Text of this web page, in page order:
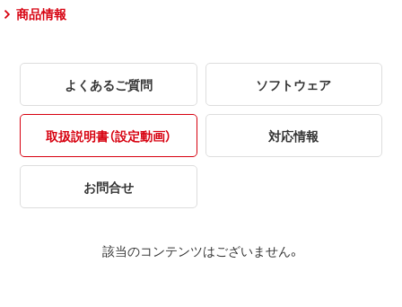
商品情報
よくあるご質問 ソフトウェア
取扱説明書（設定動画） 対応情報
お問合せ
該当のコンテンツはございません。